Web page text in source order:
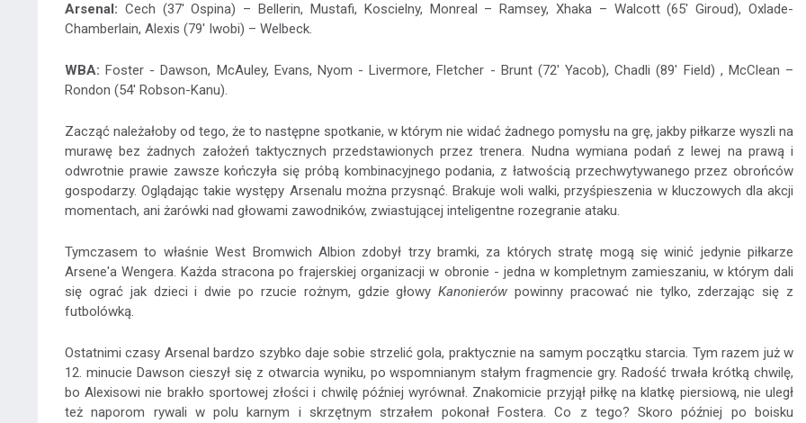
Arsenal: Cech (37' Ospina) – Bellerin, Mustafi, Koscielny, Monreal – Ramsey, Xhaka – Walcott (65' Giroud), Oxlade-
Chamberlain, Alexis (79' Iwobi) – Welbeck.
WBA: Foster - Dawson, McAuley, Evans, Nyom - Livermore, Fletcher - Brunt (72' Yacob), Chadli (89' Field) , McClean –
Rondon (54' Robson-Kanu).
Zacząć należałoby od tego, że to następne spotkanie, w którym nie widać żadnego pomysłu na grę, jakby piłkarze wyszli na
murawę bez żadnych założeń taktycznych przedstawionych przez trenera. Nudna wymiana podań z lewej na prawą i
odwrotnie prawie zawsze kończyła się próbą kombinacyjnego podania, z łatwością przechwytywanego przez obrońców
gospodarzy. Oglądając takie występy Arsenalu można przysnąć. Brakuje woli walki, przyśpieszenia w kluczowych dla akcji
momentach, ani żarówki nad głowami zawodników, zwiastującej inteligentne rozegranie ataku.
Tymczasem to właśnie West Bromwich Albion zdobył trzy bramki, za których stratę mogą się winić jedynie piłkarze
Arsene'a Wengera. Każda stracona po frajerskiej organizacji w obronie - jedna w kompletnym zamieszaniu, w którym dali
się ograć jak dzieci i dwie po rzucie rożnym, gdzie głowyKanonierów powinny pracować nie tylko, zderzając się z
futbolówką.
Ostatnimi czasy Arsenal bardzo szybko daje sobie strzelić gola, praktycznie na samym początku starcia. Tym razem już w
12. minucie Dawson cieszył się z otwarcia wyniku, po wspomnianym stałym fragmencie gry. Radość trwała krótką chwilę,
bo Alexisowi nie brakło sportowej złości i chwilę później wyrównał. Znakomicie przyjął piłkę na klatkę piersiową, nie uległ
też naporom rywali w polu karnym i skrzętnym strzałem pokonał Fostera. Co z tego? Skoro później po boisku